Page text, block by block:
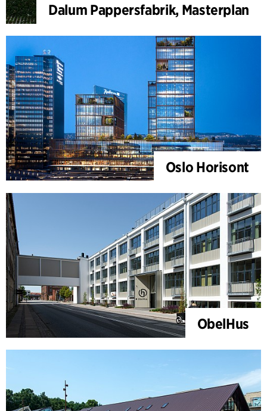
Dalum Pappersfabrik, Masterplan
Oslo Horisont
ObelHus